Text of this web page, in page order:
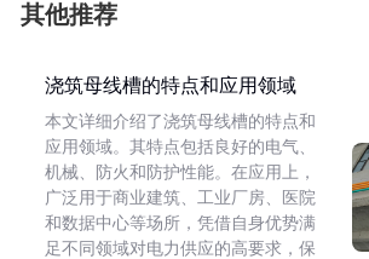
其他推荐
浇筑母线槽的特点和应用领域
本文详细介绍了浇筑母线槽的特点和
应用领域。其特点包括良好的电气、
机械、防火和防护性能。在应用上，
广泛用于商业建筑、工业厂房、医院
和数据中心等场所，凭借自身优势满
足不同领域对电力供应的高要求，保